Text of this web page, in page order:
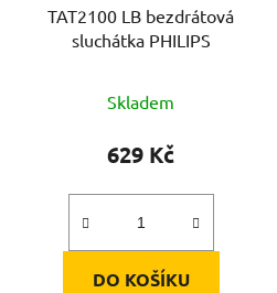
TAT2100 LB bezdrátová
sluchátka PHILIPS
Skladem
629 Kč
DO KOŠÍKU